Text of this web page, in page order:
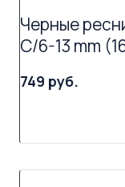
Черные
С/6-13 mm
749 руб.